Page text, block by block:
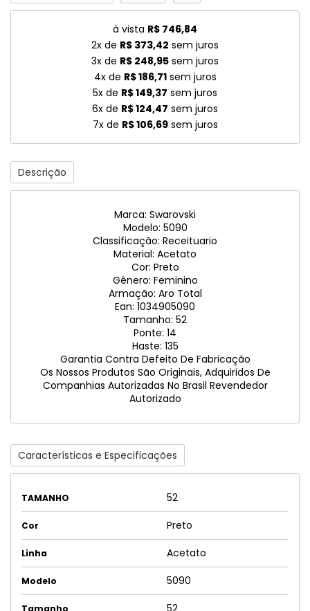
à vista R$ 746,84
2x de R$ 373,42 sem juros
3x de R$ 248,95 sem juros
4x de R$ 186,71sem juros
5x de R$ 149,37 sem juros
6x de R$ 124,47 sem juros
7x de R$ 106,69sem juros
Descrição
Marca: Swarovski
Modelo: 5090
Classificação: Receituario
Material: Acetato
Cor: Preto
Gênero: Feminino
Armação: Aro Total
Ean: 1034905090
Tamanho: 52
Ponte: 14
Haste: 135
Garantia Contra Defeito De Fabricação
Os Nossos Produtos São Originais, Adquiridos De
Companhias Autorizadas No Brasil Revendedor
Autorizado
Características e Especificações
TAMANHO 52
Cor Preto
Linha Acetato
Modelo 5090
Tamanho 52